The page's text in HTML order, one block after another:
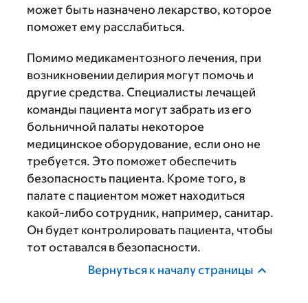
может быть назначено лекарство, которое
поможет ему расслабиться.
Помимо медикаментозного лечения, при
возникновении делирия могут помочь и
другие средства. Специалисты лечащей
команды пациента могут забрать из его
больничной палаты некоторое
медицинское оборудование, если оно не
требуется. Это поможет обеспечить
безопасность пациента. Кроме того, в
палате с пациентом может находиться
какой-либо сотрудник, например, санитар.
Он будет контролировать пациента, чтобы
тот оставался в безопасности.
Вернуться к началу страницы